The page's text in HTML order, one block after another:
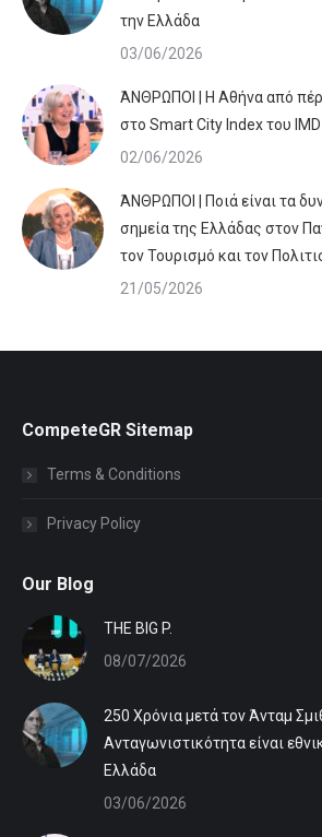
την Ελλάδα
03/06/2026
ΆΝΘΡΩΠΟΙ | Η Αθήνα από
στο Smart City Index του
02/06/2026
ΆΝΘΡΩΠΟΙ | Ποιά είναι τα
σημεία της Ελλάδας στον
τον Τουρισμό και τον
21/05/2026
CompeteGR Sitemap
Terms & Conditions
Privacy Policy
Our Blog
ΤHE BIG P.
08/07/2026
250 Χρόνια μετά τον Άνταμ
Ανταγωνιστικότητα είναι
Ελλάδα
03/06/2026